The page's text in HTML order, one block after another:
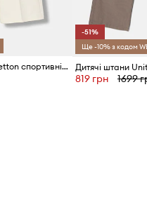
United Colors of Benetton спортивні штани дитячі
-51%
Ще -10% з кодом
819 грн 1699